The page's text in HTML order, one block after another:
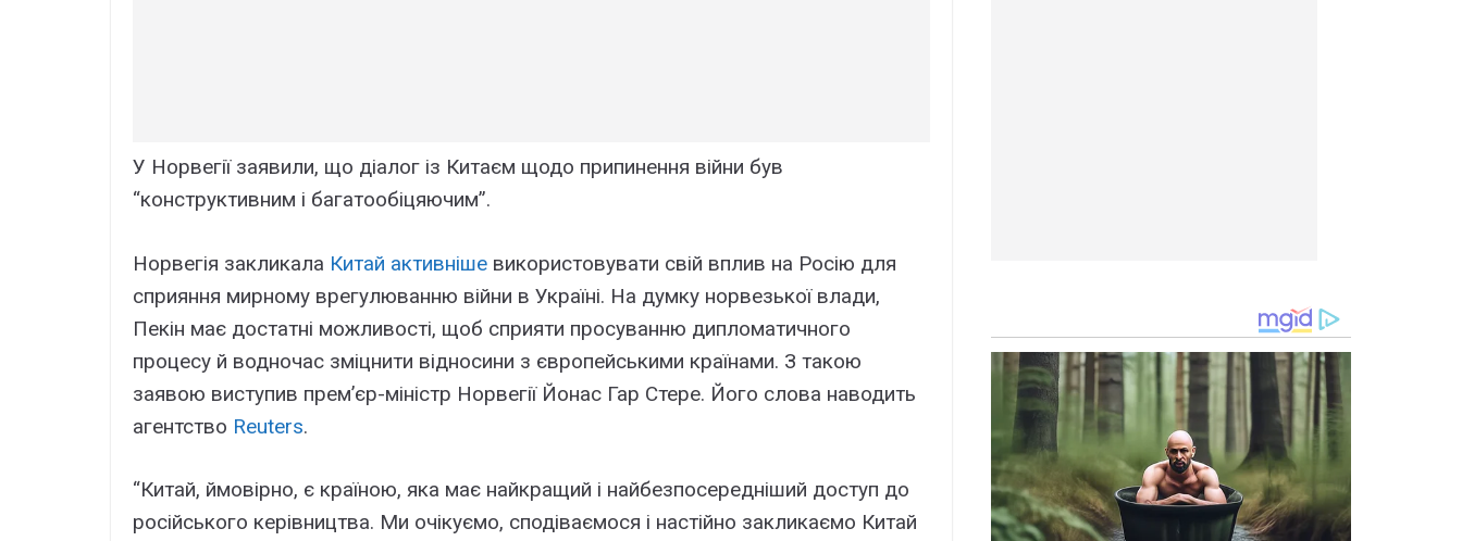
У Норвегії заявили, що діалог із Китаєм щодо припинення війни був
“конструктивним і багатообіцяючим”.
Норвегія закликала Китай активніше використовувати свій вплив на Росію для
сприяння мирному врегулюванню війни в Україні. На думку норвезької влади,
Пекін має достатні можливості, щоб сприяти просуванню дипломатичного
процесу й водночас зміцнити відносини з європейськими країнами. З такою
заявою виступив прем’єр-міністр Норвегії Йонас Гар Стере. Його слова наводить
агентство Reuters.
“Китай, ймовірно, є країною, яка має найкращий і найбезпосередніший доступ до
російського керівництва. Ми очікуємо, сподіваємося і настійно закликаємо Китай